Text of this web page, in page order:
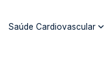
paraSaúde Cardiovascular